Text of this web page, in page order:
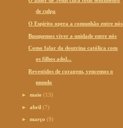
de culpa
O Espírito opera a comunhão entre nós
Busquemos viver a unidade entre nós
Como falar da doutrina católica com
os filhos adol...
Revestidos de coragem, vencemos o
mundo
►maio(13)
►abril(7)
►março(9)